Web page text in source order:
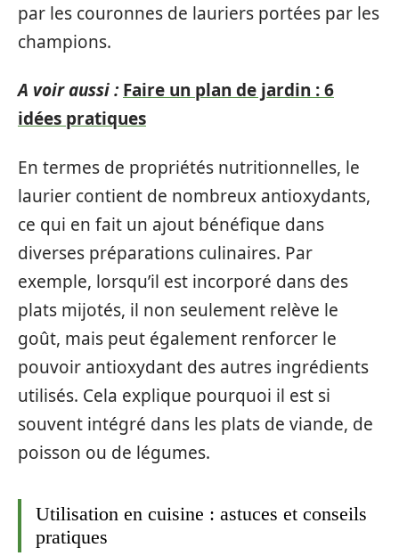
par les couronnes de lauriers portées par les
champions.
A voir aussi : Faire un plan de jardin : 6
idées pratiques
En termes de propriétés nutritionnelles, le
laurier contient de nombreux antioxydants,
ce qui en fait un ajout bénéfique dans
diverses préparations culinaires. Par
exemple, lorsqu’il est incorporé dans des
plats mijotés, il non seulement relève le
goût, mais peut également renforcer le
pouvoir antioxydant des autres ingrédients
utilisés. Cela explique pourquoi il est si
souvent intégré dans les plats de viande, de
poisson ou de légumes.
Utilisation en cuisine : astuces et conseils
pratiques